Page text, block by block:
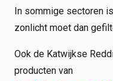
In sommige sectoren
zonlicht moet dan
Ook de Katwijkse
producten van